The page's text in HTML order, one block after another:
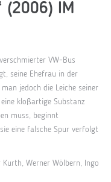
(2006) IM
VW-Bus
seine Ehefrau in der
jedoch die Leiche seiner
kloßartige Substanz
muss, beginnt
eine falsche Spur verfolgt
Werner Wölbern, Ingo